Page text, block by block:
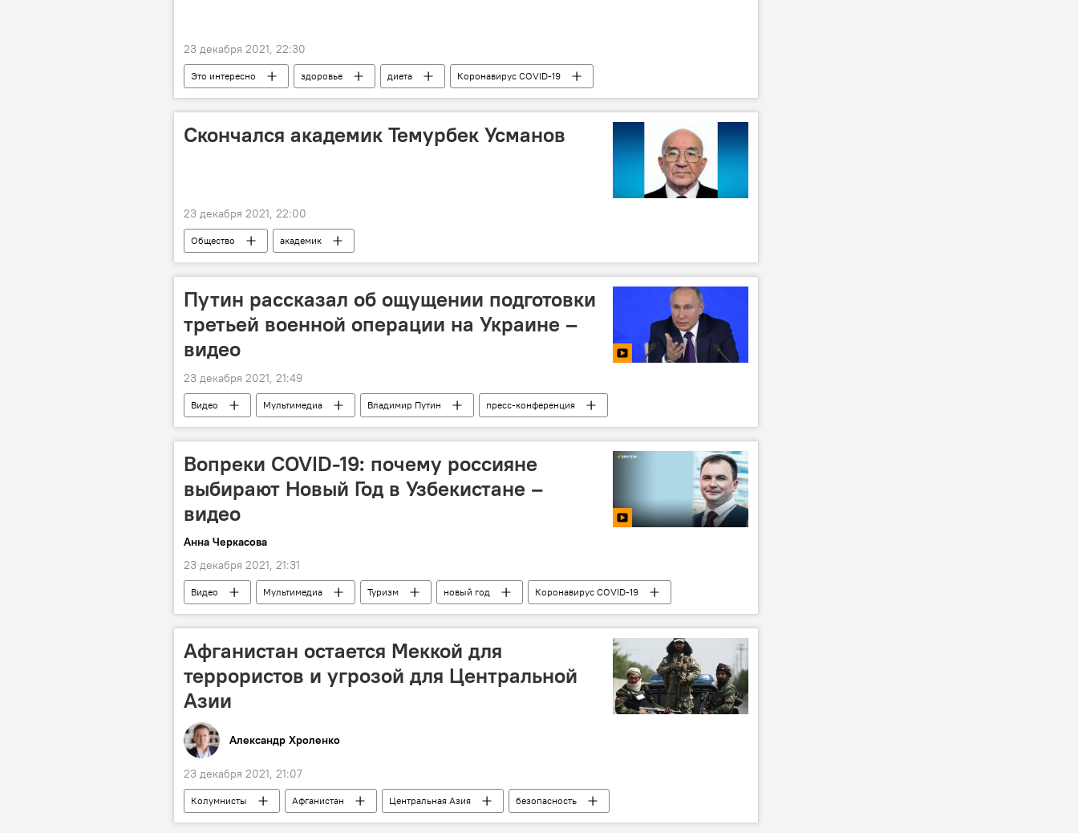
23 декабря 2021, 22:30
Это интересно здоровье диета Коронавирус COVID-19
Скончался академик Темурбек Усманов
23 декабря 2021, 22:00
Общество академик
Путин рассказал об ощущении подготовки
третьей военной операции на Украине –
видео
23 декабря 2021, 21:49
Видео Мультимедиа Владимир Путин пресс-конференция
Вопреки COVID-19: почему россияне
выбирают Новый Год в Узбекистане –
видео
Анна Черкасова
23 декабря 2021, 21:31
Видео Мультимедиа Туризм новый год Коронавирус COVID-19
Афганистан остается Меккой для
террористов и угрозой для Центральной
Азии
Александр Хроленко
23 декабря 2021, 21:07
Колумнисты Афганистан Центральная Азия безопасность